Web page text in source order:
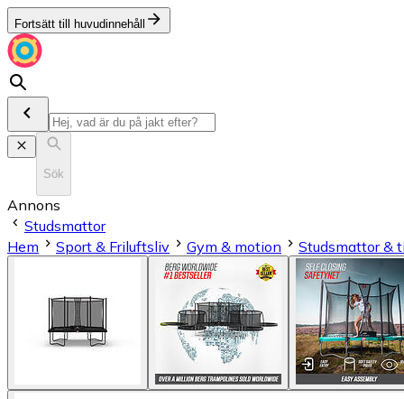
Fortsätt till huvudinnehåll
Sök
Annons
Studsmattor
Hem
Sport & Friluftsliv Gym & motion Studsmattor &